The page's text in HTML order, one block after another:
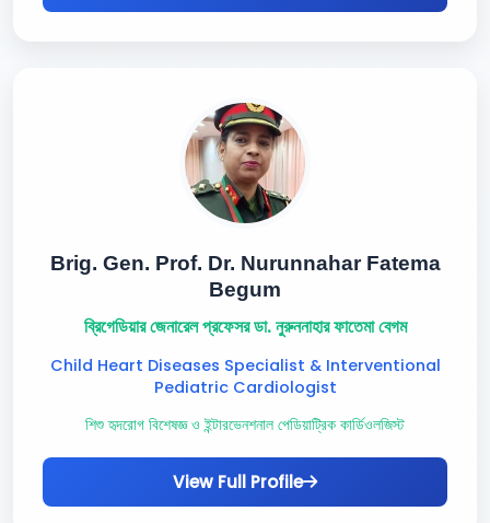
Brig. Gen. Prof. Dr. Nurunnahar Fatema
Begum
ব্রিগেডিয়ার জেনারেল প্রফেসর ডা. নুরুননাহার ফাতেমা বেগম
Child Heart Diseases Specialist & Interventional
Pediatric Cardiologist
শিশু হৃদরোগ বিশেষজ্ঞ ও ইন্টারভেনশনাল পেডিয়াট্রিক কার্ডিওলজিস্ট
View Full Profile